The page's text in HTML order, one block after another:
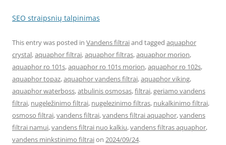
SEO straipsnių talpinimas
This entry was posted in Vandens filtraiand tagged aquaphor
crystal,aquaphor filtrai,aquaphor filtras,aquaphor morion,
aquaphor ro 101s,aquaphor ro 101s morion,aquaphor ro 102s,
aquaphor topaz,aquaphor vandens filtrai,aquaphor viking,
aquaphor waterboss,atbulinis osmosas,filtrai,geriamo vandens
filtrai, nugeležinimo filtrai, nugelezinimo filtras, nukalkinimo filtrai,
osmoso filtrai,vandens filtrai,vandens filtrai aquaphor,vandens
filtrai namui,vandens filtrai nuo kalkiu,vandens filtras aquaphor,
vandens minkstinimo filtraion 2024/09/24.